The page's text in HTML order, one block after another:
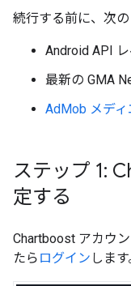
続行する前に、次
Android API レ
最新の GMA
AdMob メデ
ステップ 1:
定する
Chartboost アカウ
たら ログイン しま